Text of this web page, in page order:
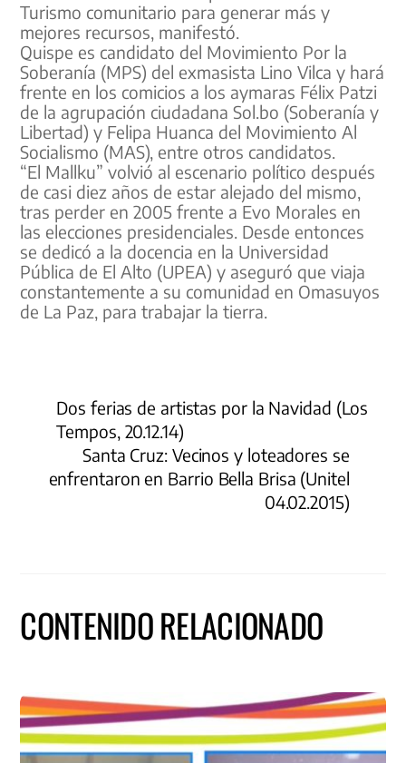
Turismo comunitario para generar más y
mejores recursos, manifestó.
Quispe es candidato del Movimiento Por la
Soberanía (MPS) del exmasista Lino Vilca y hará
frente en los comicios a los aymaras Félix Patzi
de la agrupación ciudadana Sol.bo (Soberanía y
Libertad) y Felipa Huanca del Movimiento Al
Socialismo (MAS), entre otros candidatos.
“El Mallku” volvió al escenario político después
de casi diez años de estar alejado del mismo,
tras perder en 2005 frente a Evo Morales en
las elecciones presidenciales. Desde entonces
se dedicó a la docencia en la Universidad
Pública de El Alto (UPEA) y aseguró que viaja
constantemente a su comunidad en Omasuyos
de La Paz, para trabajar la tierra.
Dos ferias de artistas por la Navidad (Los
Tempos, 20.12.14)
Santa Cruz: Vecinos y loteadores se
enfrentaron en Barrio Bella Brisa (Unitel
04.02.2015)
CONTENIDO RELACIONADO